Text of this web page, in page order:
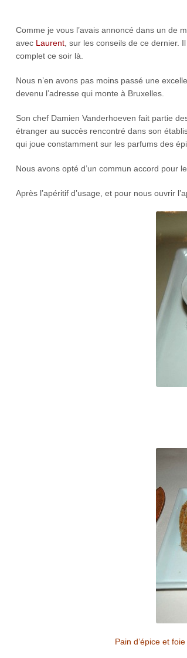
Comme je vous l’avais annoncé dans un de
avec Laurent, sur les conseils de ce dernier.
complet ce soir là.
Nous n’en avons pas moins passé une
devenu l’adresse qui monte à Bruxelles.
Son chef Damien Vanderhoeven fait partie
étranger au succès rencontré dans son
qui joue constamment sur les parfums des
Nous avons opté d’un commun accord pour
Après l’apéritif d’usage, et pour nous ouvrir
Pain d’épice et